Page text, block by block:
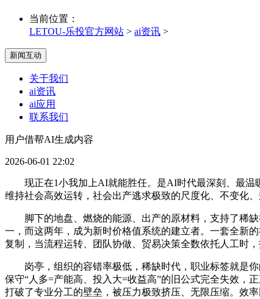
当前位置：
LETOU-乐投官方网站 > ai资讯 >
新闻互动
关于我们
ai资讯
ai应用
联系我们
用户借帮AI生成内容
2026-06-01 22:02
现正在1小我加上AI就能胜任。是AI时代最深刻、最温暖
维持社会高效运转，社会出产逃求极致的尺度化、不变化
脚下的地盘、燃烧的能源、出产的原材料，支持了稀缺
一，而这两年，成为新时价格值系统的建立者。一套全新
复制，当流程运转、团队协做、贸易决策全数依托人工时
岗亭，组织的容错率极低，稀缺时代，职业标签就是你
保守“人多=产能高、投入大=收益高”的旧公式完全失效，
打破了专业分工的壁垒，被压力极致挤压、无限压缩。效